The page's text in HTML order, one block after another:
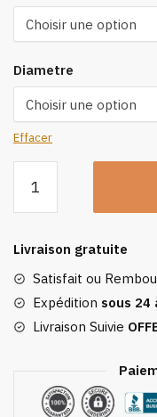
Diametre
Effacer
Horloge
Minimale
Livraison gratuite
Satisfait ou
Expédition sous 24
Livraison Suivie